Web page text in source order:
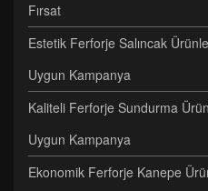
Fırsat
Estetik Ferforje Salıncak
Uygun Kampanya
Kaliteli Ferforje Sundurma
Uygun Kampanya
Ekonomik Ferforje Kanepe